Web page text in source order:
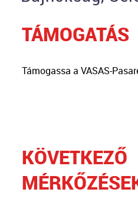
TÁMOGATÁS
Támogassa a VASAS-
KÖVETKEZŐ